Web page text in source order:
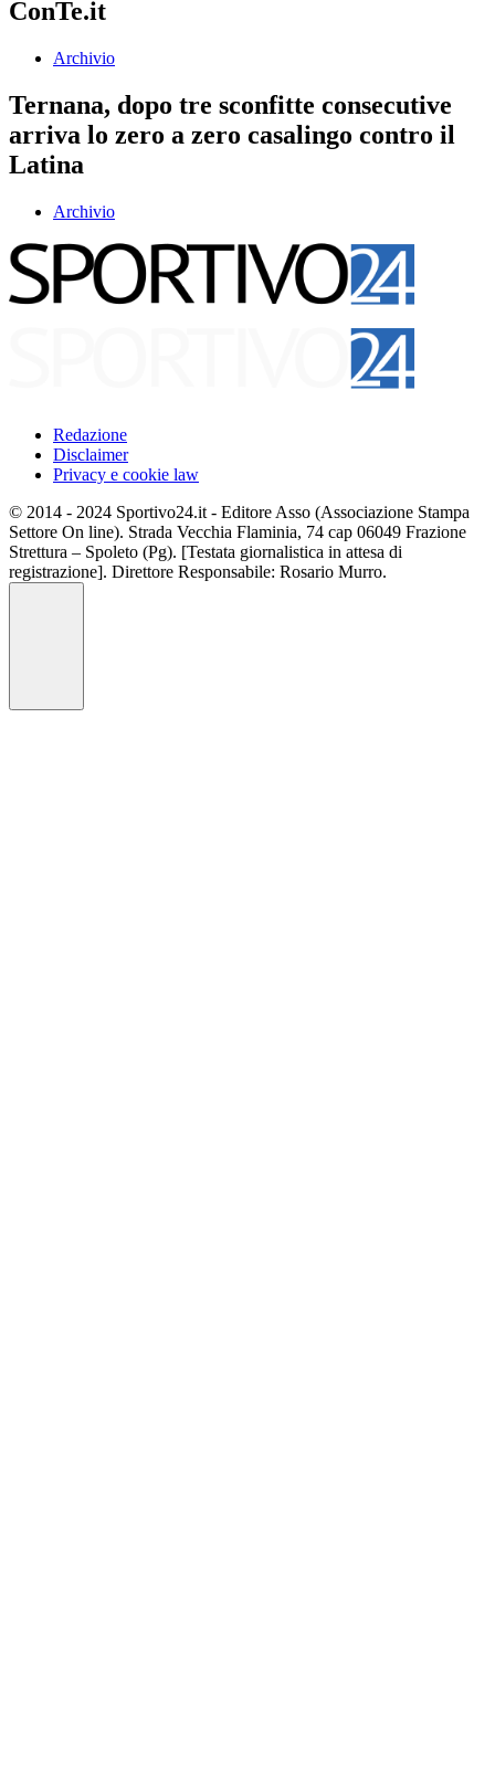
ConTe.it
Archivio
Ternana, dopo tre sconfitte consecutive
arriva lo zero a zero casalingo contro il
Latina
Archivio
Redazione
Disclaimer
Privacy e cookie law
© 2014 - 2024 Sportivo24.it - Editore Asso (Associazione Stampa
Settore On line). Strada Vecchia Flaminia, 74 cap 06049 Frazione
Strettura – Spoleto (Pg). [Testata giornalistica in attesa di
registrazione]. Direttore Responsabile: Rosario Murro.